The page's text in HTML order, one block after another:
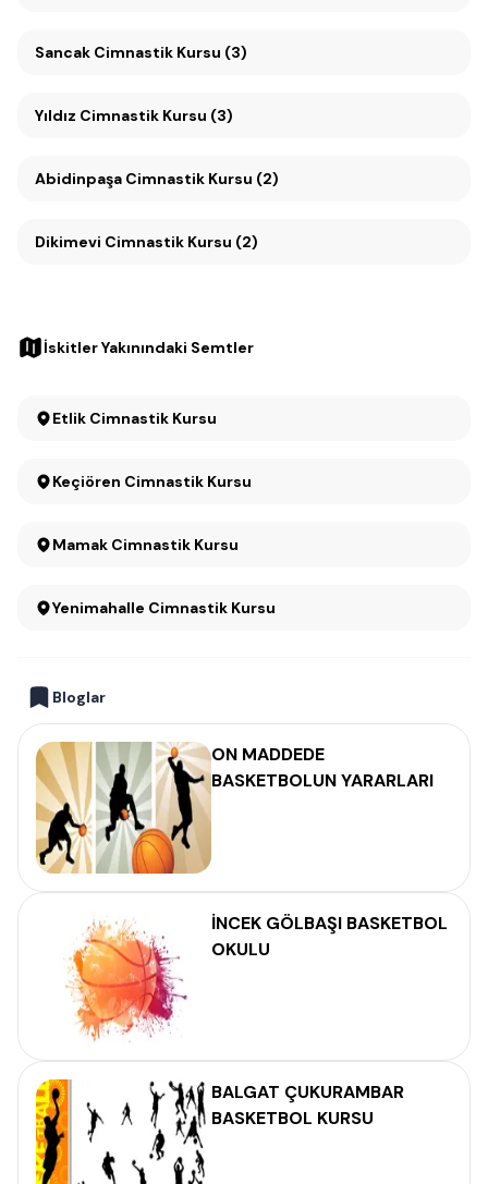
Sancak Cimnastik Kursu (3)
Yıldız Cimnastik Kursu (3)
Abidinpaşa Cimnastik Kursu (2)
Dikimevi Cimnastik Kursu (2)
İskitler Yakınındaki Semtler
Etlik Cimnastik Kursu
Keçiören Cimnastik Kursu
Mamak Cimnastik Kursu
Yenimahalle Cimnastik Kursu
Bloglar
ON MADDEDE
BASKETBOLUN YARARLARI
İNCEK GÖLBAŞI BASKETBOL
OKULU
BALGAT ÇUKURAMBAR
BASKETBOL KURSU